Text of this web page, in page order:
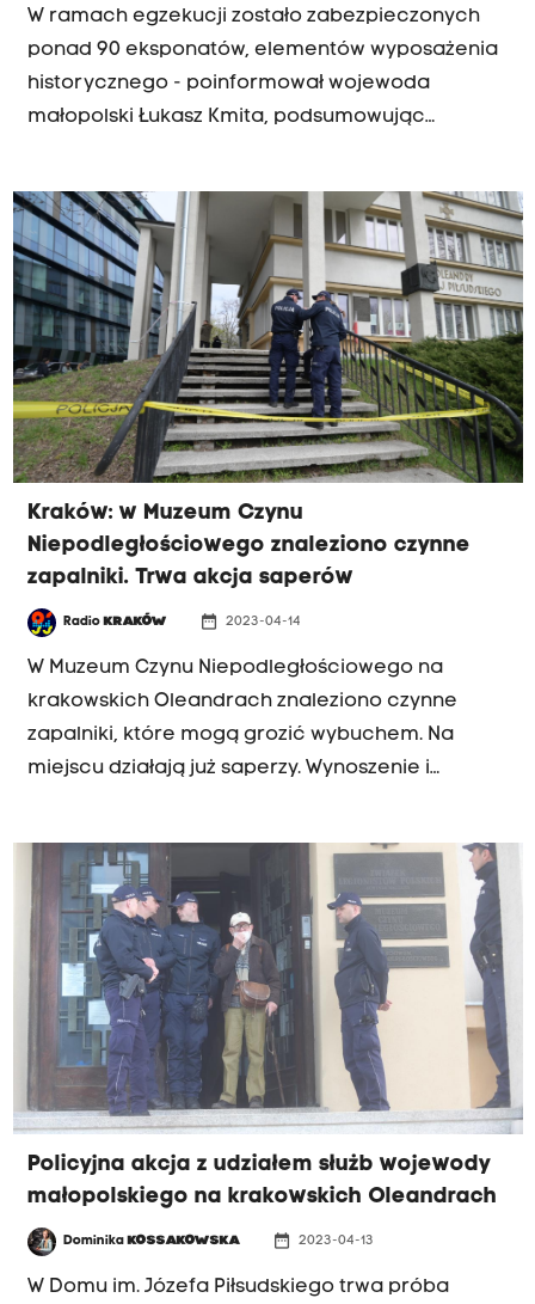
W ramach egzekucji zostało zabezpieczonych
ponad 90 eksponatów, elementów wyposażenia
historycznego - poinformował wojewoda
małopolski Łukasz Kmita, podsumowując
Kraków: w Muzeum Czynu
Niepodległościowego znaleziono czynne
zapalniki. Trwa akcja saperów
Radio KRAKÓW date_range 2023-04-14
W Muzeum Czynu Niepodległościowego na
krakowskich Oleandrach znaleziono czynne
zapalniki, które mogą grozić wybuchem. Na
miejscu działają już saperzy. Wynoszenie i
Policyjna akcja z udziałem służb wojewody
małopolskiego na krakowskich Oleandrach
Dominika KOSSAKOWSKA date_range 2023-04-13
W Domu im. Józefa Piłsudskiego trwa próba